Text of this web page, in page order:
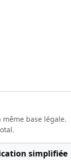
base légale.
simplifiée